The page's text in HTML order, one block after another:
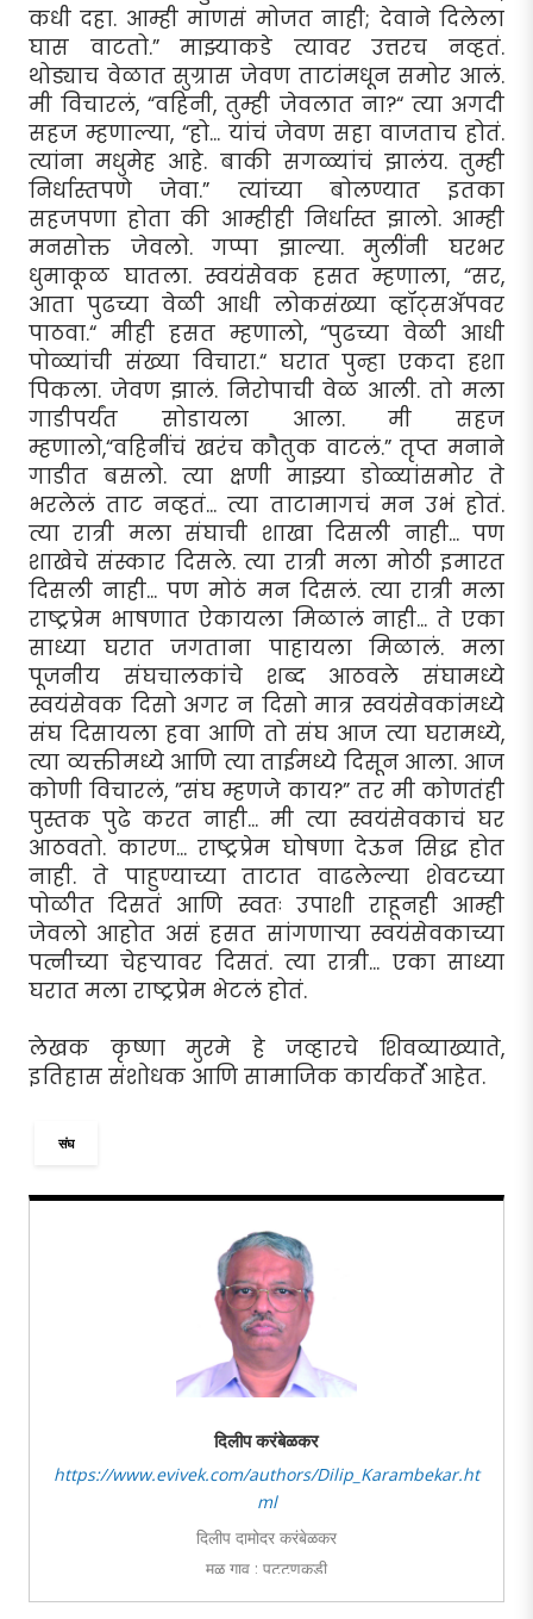
कधी दहा. आम्ही माणसं मोजत नाही; देवाने दिलेला
घास वाटतो.” माझ्याकडे त्यावर उत्तरच नव्हतं.
थोड्याच वेळात सुग्रास जेवण ताटांमधून समोर आलं.
मी विचारलं, “वहिनी, तुम्ही जेवलात ना?“ त्या अगदी
सहज म्हणाल्या, “हो... यांचं जेवण सहा वाजताच होतं.
त्यांना मधुमेह आहे. बाकी सगळ्यांचं झालंय. तुम्ही
निर्धास्तपणे जेवा.” त्यांच्या बोलण्यात इतका
सहजपणा होता की आम्हीही निर्धास्त झालो. आम्ही
मनसोक्त जेवलो. गप्पा झाल्या. मुलींनी घरभर
धुमाकूळ घातला. स्वयंसेवक हसत म्हणाला, “सर,
आता पुढच्या वेळी आधी लोकसंख्या व्हॉट्सअ‍ॅपवर
पाठवा.“ मीही हसत म्हणालो, “पुढच्या वेळी आधी
पोळ्यांची संख्या विचारा.“ घरात पुन्हा एकदा हशा
पिकला. जेवण झालं. निरोपाची वेळ आली. तो मला
गाडीपर्यंत सोडायला आला. मी सहज
म्हणालो,“वहिनींचं खरंच कौतुक वाटलं.” तृप्त मनाने
गाडीत बसलो. त्या क्षणी माझ्या डोळ्यांसमोर ते
भरलेलं ताट नव्हतं... त्या ताटामागचं मन उभं होतं.
त्या रात्री मला संघाची शाखा दिसली नाही... पण
शाखेचे संस्कार दिसले. त्या रात्री मला मोठी इमारत
दिसली नाही... पण मोठं मन दिसलं. त्या रात्री मला
राष्ट्रप्रेम भाषणात ऐकायला मिळालं नाही... ते एका
साध्या घरात जगताना पाहायला मिळालं. मला
पूजनीय संघचालकांचे शब्द आठवले संघामध्ये
स्वयंसेवक दिसो अगर न दिसो मात्र स्वयंसेवकांमध्ये
संघ दिसायला हवा आणि तो संघ आज त्या घरामध्ये,
त्या व्यक्तीमध्ये आणि त्या ताईमध्ये दिसून आला. आज
कोणी विचारलं, ”संघ म्हणजे काय?” तर मी कोणतंही
पुस्तक पुढे करत नाही... मी त्या स्वयंसेवकाचं घर
आठवतो. कारण... राष्ट्रप्रेम घोषणा देऊन सिद्ध होत
नाही. ते पाहुण्याच्या ताटात वाढलेल्या शेवटच्या
पोळीत दिसतं आणि स्वतः उपाशी राहूनही आम्ही
जेवलो आहोत असं हसत सांगणार्‍या स्वयंसेवकाच्या
पत्नीच्या चेहर्‍यावर दिसतं. त्या रात्री... एका साध्या
घरात मला राष्ट्रप्रेम भेटलं होतं.
लेखक कृष्णा मुरमे हे जव्हारचे शिवव्याख्याते,
इतिहास संशोधक आणि सामाजिक कार्यकर्ते आहेत.
संघ
दिलीप करंबेळकर
https://www.evivek.com/authors/Dilip_Karambekar.ht
ml
दिलीप दामोदर करंबेळकर
मूळ गाव : पट्टणकुडी
शिक्षण : बीएस्सी, एम.बी.ए.